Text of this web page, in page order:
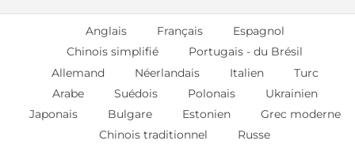
Anglais Français
Espagnol
Chinois simplifié
Portugais - du Brésil
Allemand
Néerlandais Italien
Turc
Arabe
Suédois Polonais
Ukrainien
Japonais
Bulgare Estonien
Grec moderne
Chinois traditionnel
Russe